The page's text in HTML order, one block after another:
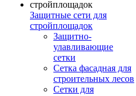
Защитные сети для
стройплощадок
Защитно-
улавливающие
сетки
Сетка фасадная для
строительных лесов
Сетки для